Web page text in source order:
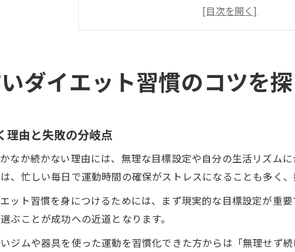
ジム選びがダイエット継続に与える
幽霊会員を避けるダイエットのコ
器具を使ったダイエットの魅力を解説
フィットネス器具の使い方で変わる
ダイエットに効果的な器具の選び方
口コミで話題の器具ダイエットを
ライフスタイル別ダイエットの始め方案内
忙しい方におすすめのダイエットジ
ダイエット習慣のコツを
理由と失敗の分岐点
なか続かない理由には、無理な目標設定や自分の生活リズム
、忙しい毎日で運動時間の確保がストレスになることも多く、
ット習慣を身につけるためには、まず現実的な目標設定が重
ぶことが成功への近道となります。
ジムや器具を使った運動を習慣化できた方からは「無理せず